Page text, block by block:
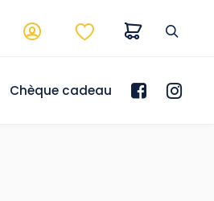
Chèque cadeau